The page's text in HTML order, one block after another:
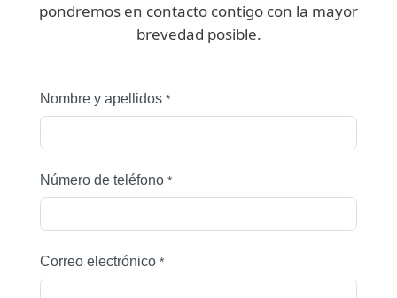
pondremos en contacto contigo con la mayor
brevedad posible.